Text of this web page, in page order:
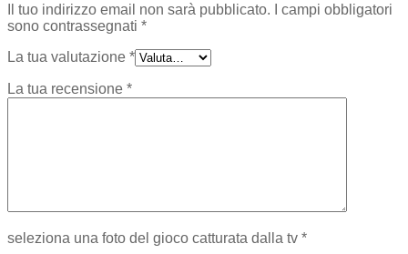
Il tuo indirizzo email non sarà pubblicato.
I campi obbligatori
sono contrassegnati *
La tua valutazione *
La tua recensione *
seleziona una foto del gioco catturata dalla tv *